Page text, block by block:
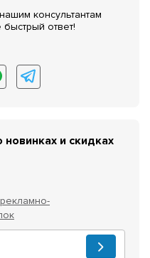
консультантам
быстрый ответ!
и скидках
рекламно-